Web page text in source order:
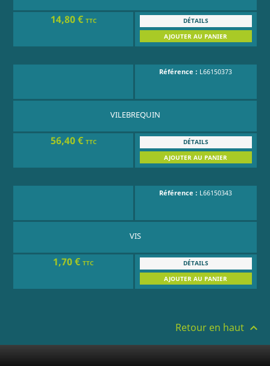
14,80 € TTC
DÉTAILS
AJOUTER AU PANIER
Référence : L66150373
VILEBREQUIN
56,40 € TTC
DÉTAILS
AJOUTER AU PANIER
Référence : L66150343
VIS
1,70 €TTC
DÉTAILS
AJOUTER AU PANIER
Retour en haut 